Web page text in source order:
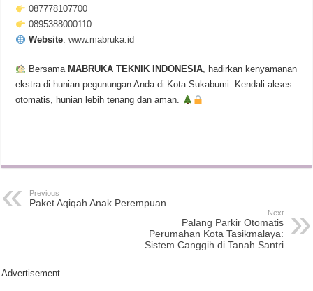
087778107700
0895388000110
Website:www.mabruka.id
Bersama MABRUKA TEKNIK INDONESIA, hadirkan kenyamanan
ekstra di hunian pegunungan Anda di Kota Sukabumi. Kendali akses
otomatis, hunian lebih tenang dan aman.
Previous
Paket Aqiqah Anak Perempuan
Next
Palang Parkir Otomatis
Perumahan Kota Tasikmalaya:
Sistem Canggih di Tanah Santri
Advertisement